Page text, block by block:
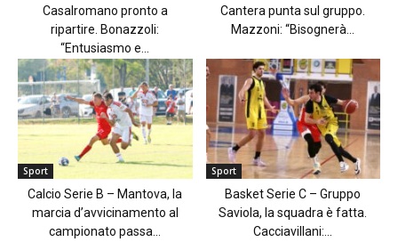
Casalromano pronto a
ripartire. Bonazzoli:
“Entusiasmo e...
Cantera punta sul gruppo.
Mazzoni: “Bisognerà...
Sport
Calcio Serie B – Mantova, la
marcia d’avvicinamento al
campionato passa...
Sport
Basket Serie C – Gruppo
Saviola, la squadra è fatta.
Cacciavillani:...